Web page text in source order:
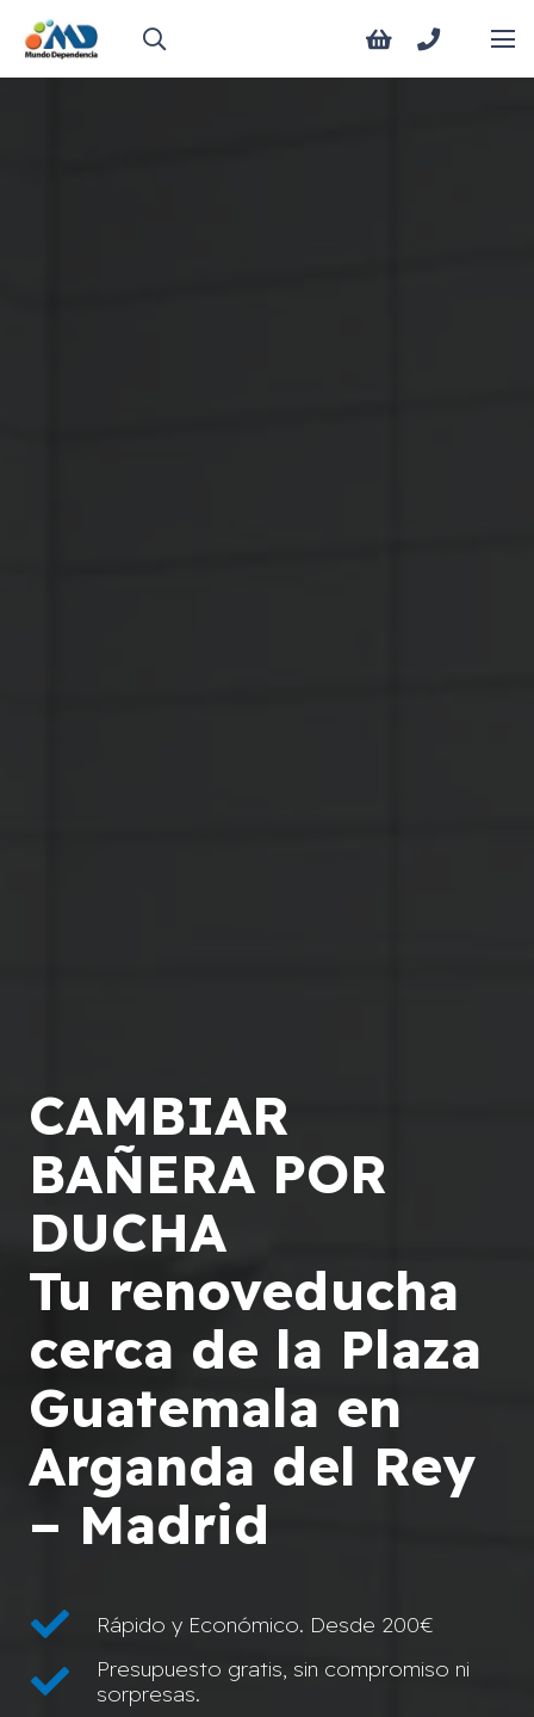
CAMBIAR
BAÑERA POR
DUCHA
Tu renoveducha
cerca de la Plaza
Guatemala en
Arganda del Rey
– Madrid
Rápido y Económico. Desde 200€
Presupuesto gratis, sin compromiso ni
sorpresas.